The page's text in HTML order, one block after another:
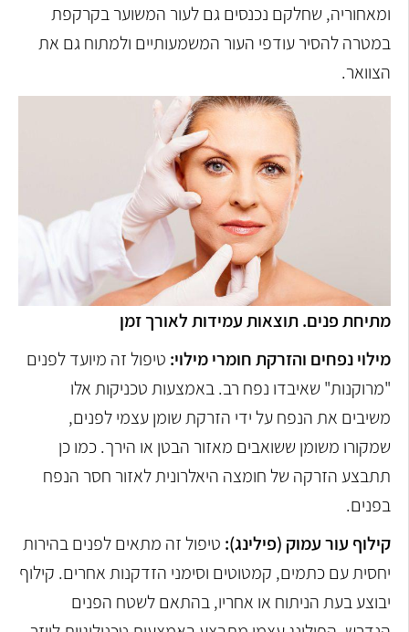
ומאחוריה, שחלקם נכנסים גם לעור המשוער בקרקפת
במטרה להסיר עודפי העור המשמעותיים ולמתוח גם את
הצוואר.
מתיחת פנים. תוצאות עמידות לאורך זמן
מילוי נפחים והזרקת חומרי מילוי: טיפול זה מיועד לפנים
"מרוקנות" שאיבדו נפח רב. באמצעות טכניקות אלו
משיבים את הנפח על ידי הזרקת שומן עצמי לפנים,
שמקורו משומן ששואבים מאזור הבטן או הירך. כמו כן
תתבצע הזרקה של חומצה היאלרונית לאזור חסר הנפח
בפנים.
קילוף עור עמוק (פילינג): טיפול זה מתאים לפנים בהירות
יחסית עם כתמים, קמטוטים וסימני הזדקנות אחרים. קילוף
יבוצע בעת הניתוח או אחריו, בהתאם לשטח הפנים